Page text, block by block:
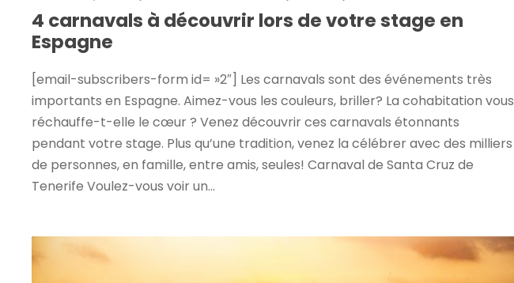
4 carnavals à découvrir lors de votre stage en
Espagne
[email-subscribers-form id= »2″] Les carnavals sont des événements très
importants en Espagne. Aimez-vous les couleurs, briller? La cohabitation vous
réchauffe-t-elle le cœur ? Venez découvrir ces carnavals étonnants
pendant votre stage. Plus qu’une tradition, venez la célébrer avec des milliers
de personnes, en famille, entre amis, seules! Carnaval de Santa Cruz de
Tenerife Voulez-vous voir un...